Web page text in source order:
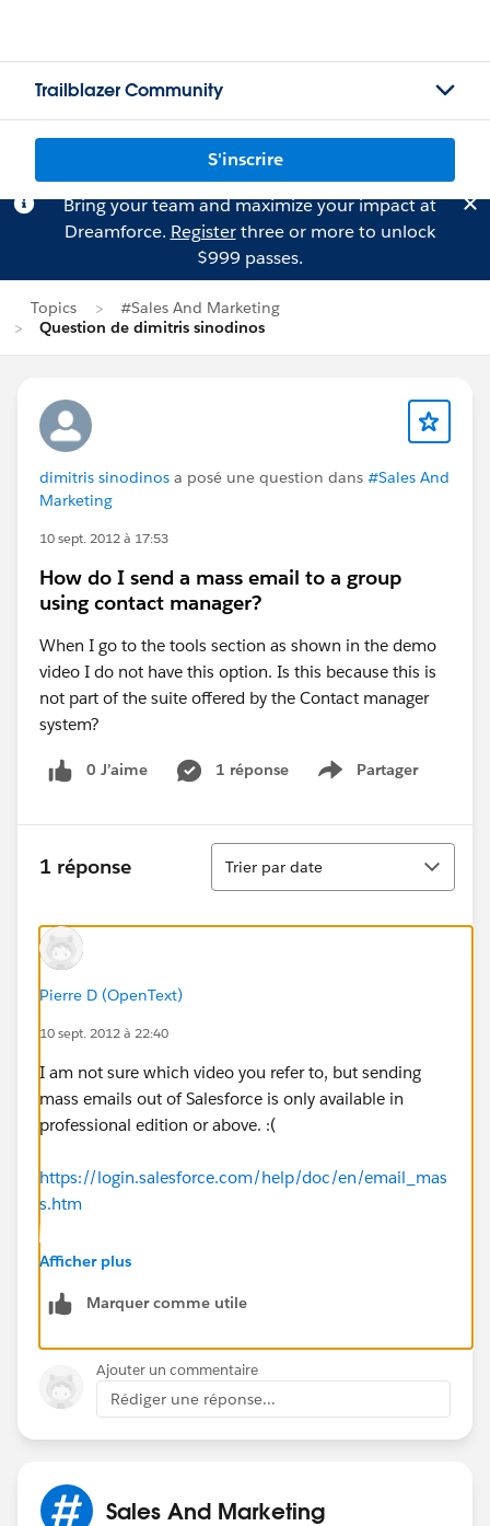
Trailblazer Community
S'inscrire
Bring your team and maximize your impact at
Dreamforce. Registerthree or more to unlock
$999 passes.
Topics
#Sales And Marketing
Question de dimitris sinodinos
dimitris sinodinos a posé une question dans #Sales And
Marketing
10 sept. 2012 à 17:53
How do I send a mass email to a group
using contact manager?
When I go to the tools section as shown in the demo
video I do not have this option. Is this because this is
not part of the suite offered by the Contact manager
system?
0 J’aime 1 réponse Partager
Show menu
1 réponse
Tri
Trier par date
Pierre D (OpenText)
10 sept. 2012 à 22:40
I am not sure which video you refer to, but sending
mass emails out of Salesforce is only available in
professional edition or above. :(
https://login.salesforce.com/help/doc/en/email_mas
s.htm
Afficher plus
Marquer comme utile
Ajouter un commentaire
Rédiger une réponse...
Sales And Marketing